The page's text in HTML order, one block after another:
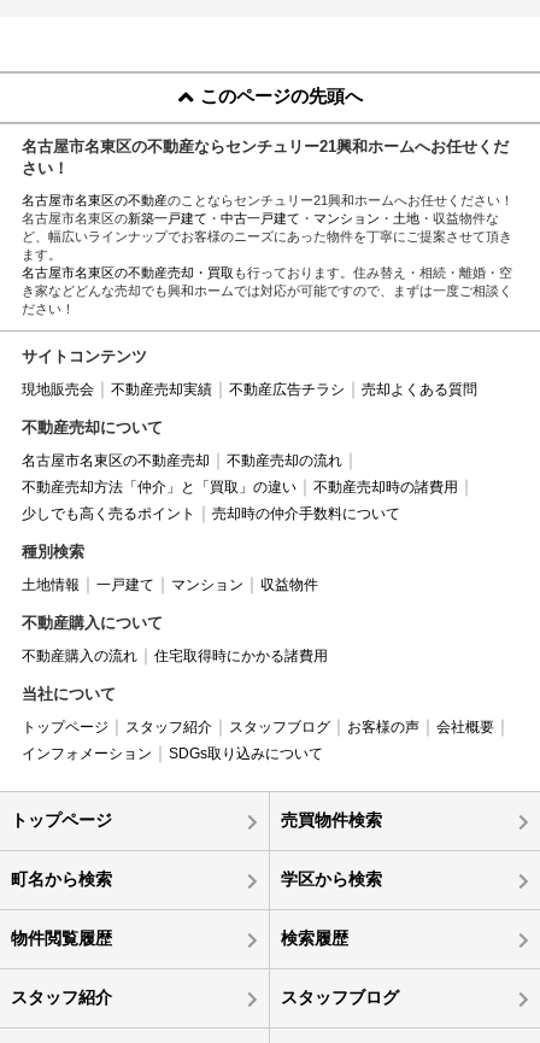
このページの先頭へ
名古屋市名東区の不動産ならセンチュリー21興和ホームへお任せくだ
さい！
名古屋市名東区の不動産のことならセンチュリー21興和ホームへお任せください！
名古屋市名東区の新築一戸建て ・ 中古一戸建て ・ マンション ・ 土地・収益物件な
ど、幅広いラインナップでお客様のニーズにあった物件を丁寧にご提案させて頂き
ます。
名古屋市名東区の不動産売却・買取 も行っております。住み替え・相続・離婚・空
き家などどんな売却でも興和ホームでは対応が可能ですので、まずは一度ご相談く
ださい！
サイトコンテンツ
現地販売会 不動産売却実績 不動産広告チラシ 売却よくある質問
不動産売却について
名古屋市名東区の不動産売却
不動産売却の流れ
不動産売却方法「仲介」と「買取」の違い
不動産売却時の諸費用
少しでも高く売るポイント
売却時の仲介手数料について
種別検索
土地情報 一戸建て マンション 収益物件
不動産購入について
不動産購入の流れ 住宅取得時にかかる諸費用
当社について
トップページ スタッフ紹介 スタッフブログ お客様の声
会社概要
インフォメーション
SDGs取り込みについて
トップページ 売買物件検索
町名から検索 学区から検索
物件閲覧履歴 検索履歴
スタッフ紹介 スタッフブログ